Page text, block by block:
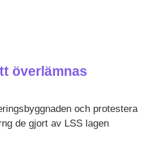
överlämnas
och protestera
de gjort av LSS lagen